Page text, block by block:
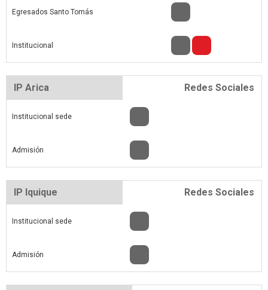
Egresados Santo Tomás
Institucional
IP Arica Redes Sociales
Institucional sede
Admisión
IP Iquique Redes Sociales
Institucional sede
Admisión